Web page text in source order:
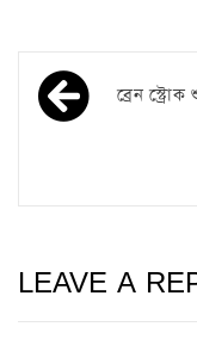
ব্রেন
LEAVE A